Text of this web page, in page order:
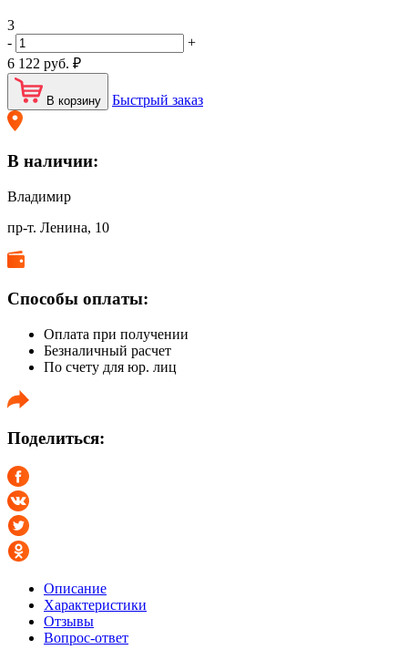
3
-
+
6 122 руб. ₽
В корзину Быстрый заказ
В наличии:
Владимир
пр-т. Ленина, 10
Способы оплаты:
Оплата при получении
Безналичный расчет
По счету для юр. лиц
Поделиться:
Описание
Характеристики
Отзывы
Вопрос-ответ